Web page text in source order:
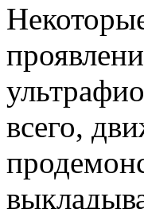
всего,